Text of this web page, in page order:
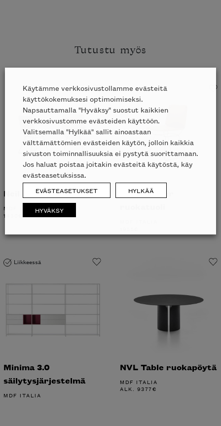
Tutustu myös
Neil Twist ulkotuoli
MDF ITALIA
1430
Neil Leather
Liikkeessä
Minima 3.0
säilytysjärjestelmä
MDF ITALIA
NVL Table ruokapöytä
MDF ITALIA
ALK. 9377€
Käytämme verkkosivustollamme evästeitä
käyttökokemuksesi optimoimiseksi.
Napsauttamalla "Hyväksy" suostut kaikkien
verkkosivustomme evästeiden käyttöön.
Valitsemalla "Hylkää" sallit ainoastaan
välttämättömien evästeiden käytön, jolloin kaikkia
sivuston toiminnallisuuksia ei pystytä suorittamaan.
Jos haluat poistaa joitakin evästeitä käytöstä, käy
evästeasetuksissa.
EVÄSTEASETUKSET HYLKÄÄ
HYVÄKSY